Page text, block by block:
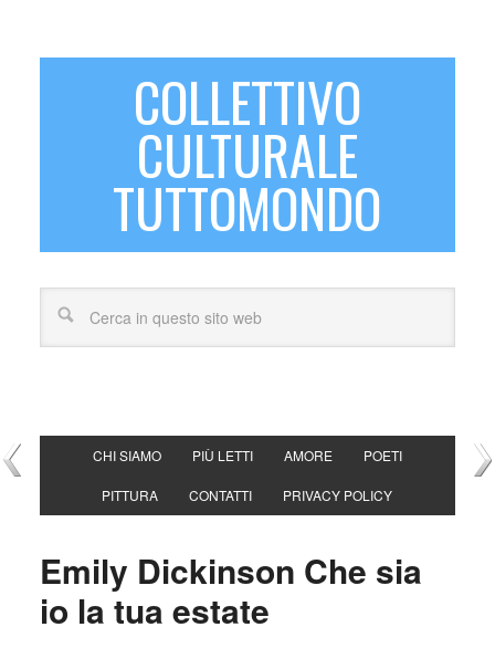
COLLETTIVO
CULTURALE
TUTTOMONDO
CHI SIAMO PIÙ LETTI AMORE POETI
PITTURA CONTATTI PRIVACY POLICY
Emily Dickinson Che sia
io la tua estate